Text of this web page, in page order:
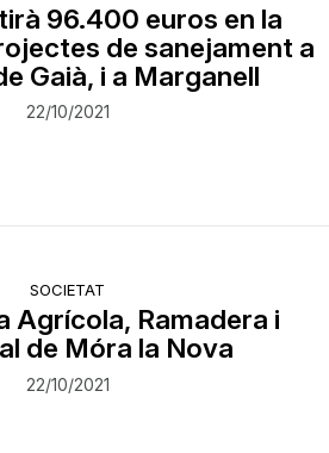
96.400 euros en la
de sanejament a
Gaià, i a Marganell
22/10/2021
SOCIETAT
Agrícola, Ramadera i
de Móra la Nova
22/10/2021